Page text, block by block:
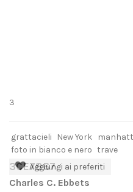
3
grattacieli New York
foto in bianco e nero trave
Aggiungi ai preferiti
3CE7867
Charles C. Ebbets